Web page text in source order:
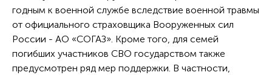
годным к военной службе вследствие военной травмы
от официального страховщика Вооруженных сил
России - АО «СОГАЗ». Кроме того, для семей
погибших участников СВО государством также
предусмотрен ряд мер поддержки. В частности,